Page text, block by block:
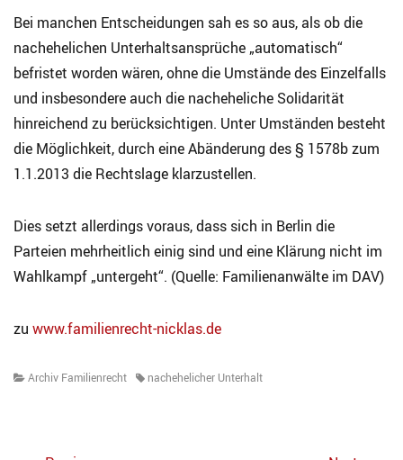
Bei manchen Entscheidungen sah es so aus, als ob die
nachehelichen Unterhaltsansprüche „automatisch“
befristet worden wären, ohne die Umstände des Einzelfalls
und insbesondere auch die nacheheliche Solidarität
hinreichend zu berücksichtigen. Unter Umständen besteht
die Möglichkeit, durch eine Abänderung des § 1578b zum
1.1.2013 die Rechtslage klarzustellen.
Dies setzt allerdings voraus, dass sich in Berlin die
Parteien mehrheitlich einig sind und eine Klärung nicht im
Wahlkampf „untergeht“. (Quelle: Familienanwälte im DAV)
zu www.familienrecht-nicklas.de
Categories
Archiv Familienrecht Tagsnachehelicher Unterhalt